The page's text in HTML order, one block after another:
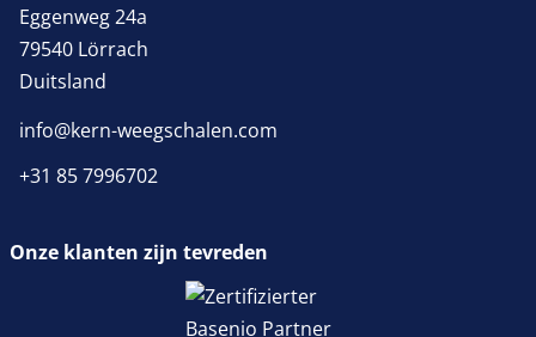
Eggenweg 24a
79540 Lörrach
Duitsland
info@kern-weegschalen.com
+31 85 7996702
Onze klanten zijn tevreden